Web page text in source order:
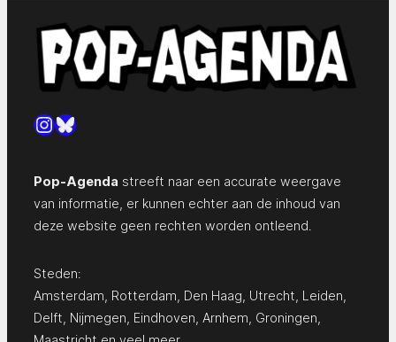
Instagram
Bluesky
Pop-Agenda streeft naar een accurate weergave
van informatie, er kunnen echter aan de inhoud van
deze website geen rechten worden ontleend.
Steden:
Amsterdam Rotterdam Den Haag Utrecht Leiden
Delft Nijmegen Eindhoven Arnhem Groningen